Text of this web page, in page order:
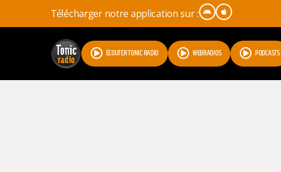
Télécharger notre application sur :
ÉCOUTER TONIC RADIO WEBRADIOS PODCASTS